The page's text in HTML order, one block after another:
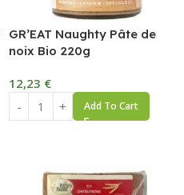
GR’EAT Naughty Pâte de
noix Bio 220g
12,23 €
Add To Cart